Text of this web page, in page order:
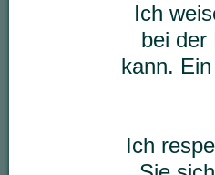
Ich
bei der
kann.
Ich